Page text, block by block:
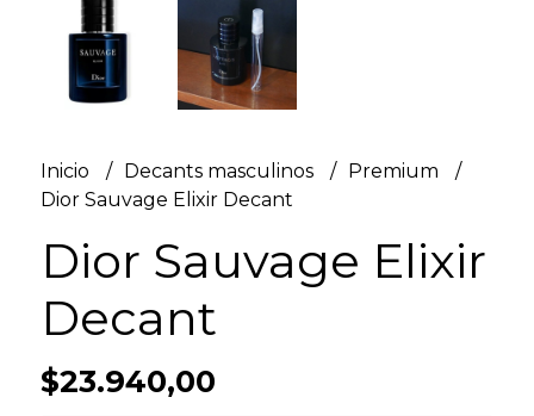
Inicio Decants masculinos
Premium
Dior Sauvage Elixir Decant
Dior Sauvage Elixir
Decant
$23.940,00